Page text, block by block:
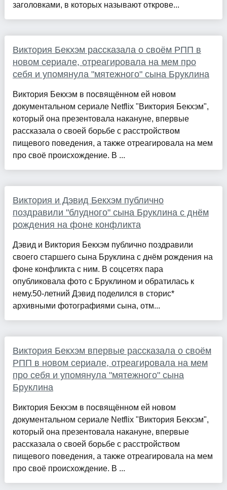
заголовками, в которых называют открове...
Виктория Бекхэм рассказала о своём РПП в
новом сериале, отреагировала на мем про
себя и упомянула "мятежного" сына Бруклина
Виктория Бекхэм в посвящённом ей новом
документальном сериале Netflix "Виктория Бекхэм",
который она презентовала накануне, впервые
рассказала о своей борьбе с расстройством
пищевого поведения, а также отреагировала на мем
про своё происхождение. В ...
Виктория и Дэвид Бекхэм публично
поздравили "блудного" сына Бруклина с днём
рождения на фоне конфликта
Дэвид и Виктория Бекхэм публично поздравили
своего старшего сына Бруклина с днём рождения на
фоне конфликта с ним. В соцсетях пара
опубликовала фото с Бруклином и обратилась к
нему.50-летний Дэвид поделился в сторис*
архивными фотографиями сына, отм...
Виктория Бекхэм впервые рассказала о своём
РПП в новом сериале, отреагировала на мем
про себя и упомянула "мятежного" сына
Бруклина
Виктория Бекхэм в посвящённом ей новом
документальном сериале Netflix "Виктория Бекхэм",
который она презентовала накануне, впервые
рассказала о своей борьбе с расстройством
пищевого поведения, а также отреагировала на мем
про своё происхождение. В ...